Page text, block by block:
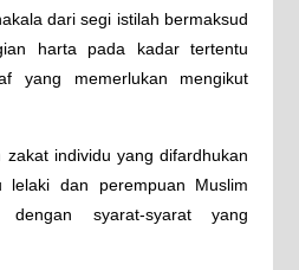
dari segi istilah bermaksud
harta pada kadar tertentu
yang memerlukan mengikut
individu yang difardhukan
lelaki dan perempuan Muslim
dengan syarat-syarat yang